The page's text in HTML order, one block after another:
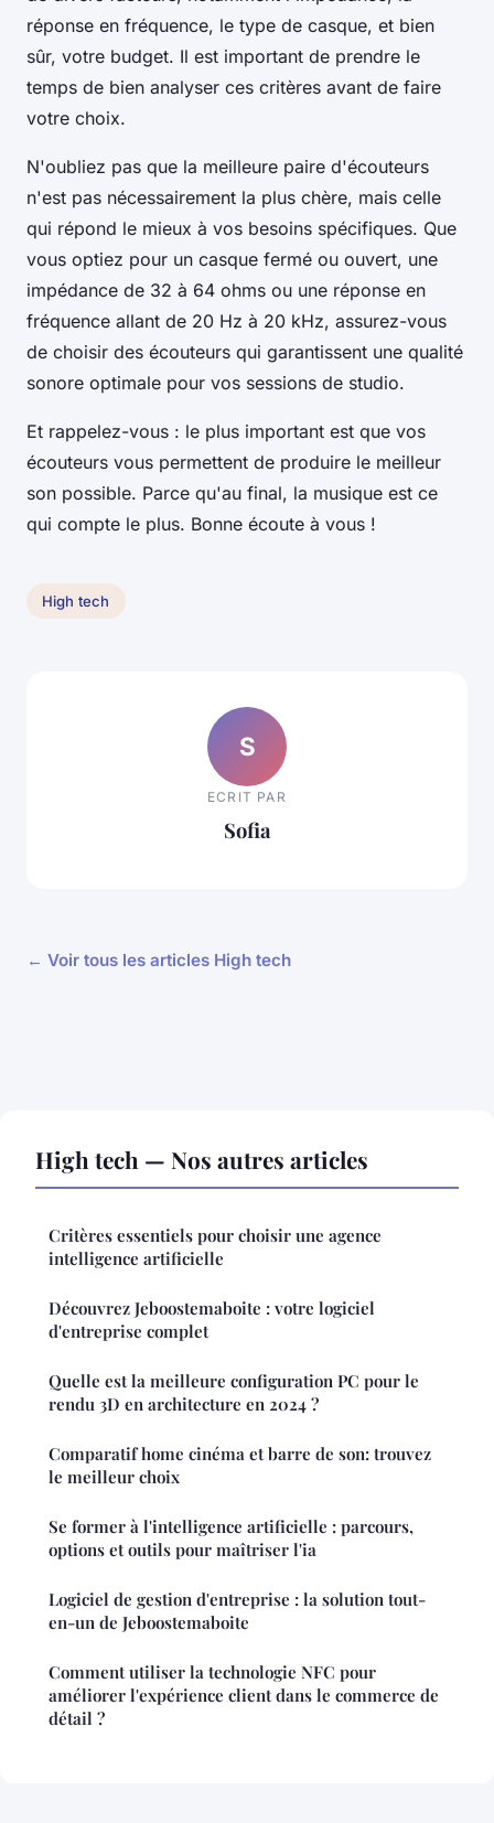
réponse en fréquence, le type de casque, et bien
sûr, votre budget. Il est important de prendre le
temps de bien analyser ces critères avant de faire
votre choix.
N'oubliez pas que la meilleure paire d'écouteurs
n'est pas nécessairement la plus chère, mais celle
qui répond le mieux à vos besoins spécifiques. Que
vous optiez pour un casque fermé ou ouvert, une
impédance de 32 à 64 ohms ou une réponse en
fréquence allant de 20 Hz à 20 kHz, assurez-vous
de choisir des écouteurs qui garantissent une qualité
sonore optimale pour vos sessions de studio.
Et rappelez-vous : le plus important est que vos
écouteurs vous permettent de produire le meilleur
son possible. Parce qu'au final, la musique est ce
qui compte le plus. Bonne écoute à vous !
High tech
S
ECRIT PAR
Sofia
← Voir tous les articles High tech
High tech — Nos autres articles
Critères essentiels pour choisir une agence
intelligence artificielle
Découvrez Jeboostemaboite : votre logiciel
d'entreprise complet
Quelle est la meilleure configuration PC pour le
rendu 3D en architecture en 2024 ?
Comparatif home cinéma et barre de son: trouvez
le meilleur choix
Se former à l'intelligence artificielle : parcours,
options et outils pour maîtriser l'ia
Logiciel de gestion d'entreprise : la solution tout-
en-un de Jeboostemaboite
Comment utiliser la technologie NFC pour
améliorer l'expérience client dans le commerce de
détail ?